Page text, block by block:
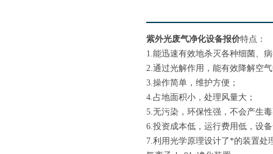
紫外光废气净化设备报价特点：
1.能迅速有效地杀灭各种细菌、
2.通过光解作用，能有效降解空
3.操作简单，维护方便；
4.占地面积小，处理风量大；
5.无污染，环保性强，不会产生
6.投资成本低，运行费用低，设
7.利用光学原理设计了*的装置处